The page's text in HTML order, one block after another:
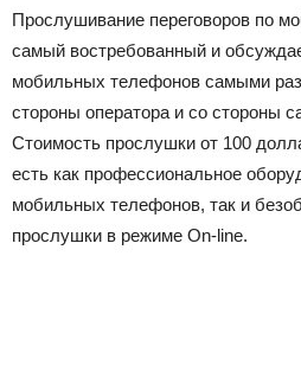
Прослушивание переговоров по
самый востребованный и
мобильных телефонов самыми
стороны оператора и со стороны
Стоимость прослушки от 100
есть как профессиональное
мобильных телефонов, так и
прослушки в режиме On-line.